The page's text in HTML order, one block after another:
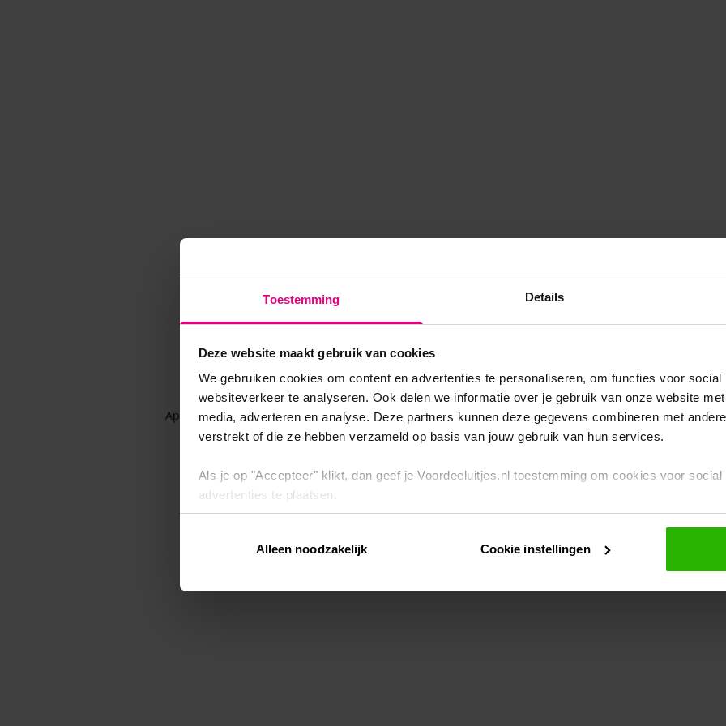
Toestemming Details
Deze website maakt gebruik van cookies
We gebruiken cookies om content en advertenties te personaliseren, om functies voor
websiteverkeer te analyseren. Ook delen we informatie over je gebruik van onze website
media, adverteren en analyse. Deze partners kunnen deze gegevens combineren met
verstrekt of die ze hebben verzameld op basis van jouw gebruik van hun services.
Als je op "Accepteer" klikt, dan geef je Voordeeluitjes.nl toestemming om cookies voor
advertenties te plaatsen.
Via "Cookie instellingen" kun je ook zelf instellen welke cookies worden geplaatst. Je kunt je
intrekken op onscookiebeleid.
Alleen noodzakelijk Cookie instellingen
Application error: a client-side exception has occurred while loadingwww.voordeeluitjes.nl (see the